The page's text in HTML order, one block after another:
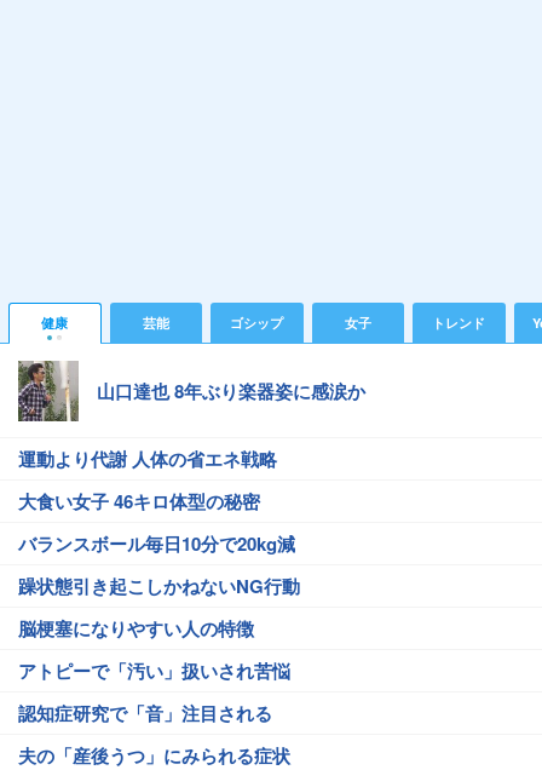
健康 芸能 ゴシップ 女子 トレンド
山口達也 8年ぶり楽器姿に感涙か
運動より代謝 人体の省エネ戦略
大食い女子 46キロ体型の秘密
バランスボール毎日10分で20kg減
躁状態引き起こしかねないNG行動
脳梗塞になりやすい人の特徴
アトピーで「汚い」扱いされ苦悩
認知症研究で「音」注目される
夫の「産後うつ」にみられる症状